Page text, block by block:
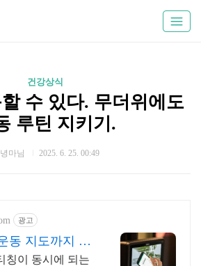
건강상식
수 있다. 무더위에도
루틴 지키기.
마님 2025. 6. 25. 00:49
광고
동 지도까지 로
딱!
칭이 동시에 되는